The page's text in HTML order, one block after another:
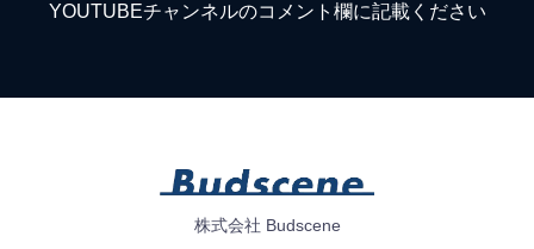
YOUTUBEチャンネルのコメント欄に記載ください
株式会社 Budscene